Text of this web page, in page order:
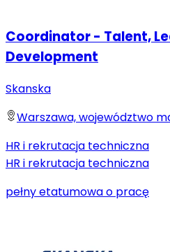
Coordinator - Talent,
Development
Skanska
Warszawa, województwo
HR i rekrutacja techniczna
HR i rekrutacja techniczna
pełny etatumowa o pracę